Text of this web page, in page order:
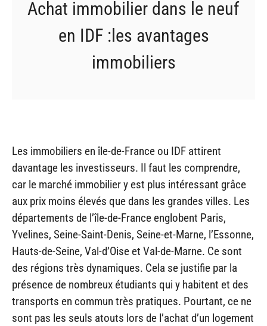
Achat immobilier dans le neuf
en IDF :les avantages
immobiliers
Les immobiliers en île-de-France ou IDF attirent
davantage les investisseurs. Il faut les comprendre,
car le marché immobilier y est plus intéressant grâce
aux prix moins élevés que dans les grandes villes. Les
départements de l’île-de-France englobent Paris,
Yvelines, Seine-Saint-Denis, Seine-et-Marne, l’Essonne,
Hauts-de-Seine, Val-d’Oise et Val-de-Marne. Ce sont
des régions très dynamiques. Cela se justifie par la
présence de nombreux étudiants qui y habitent et des
transports en commun très pratiques. Pourtant, ce ne
sont pas les seuls atouts lors de l’achat d’un logement